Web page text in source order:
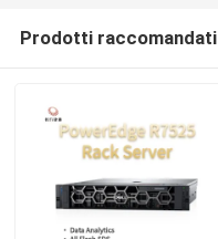
Prodotti raccomandati